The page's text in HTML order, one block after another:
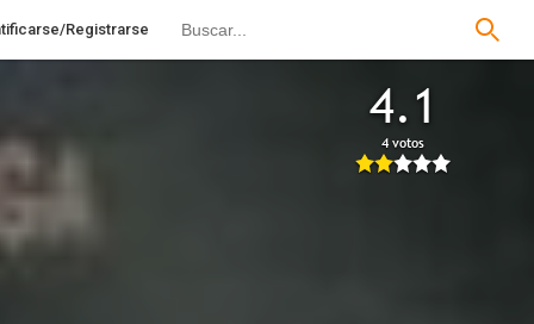
Registrarse
4.1
4 votos